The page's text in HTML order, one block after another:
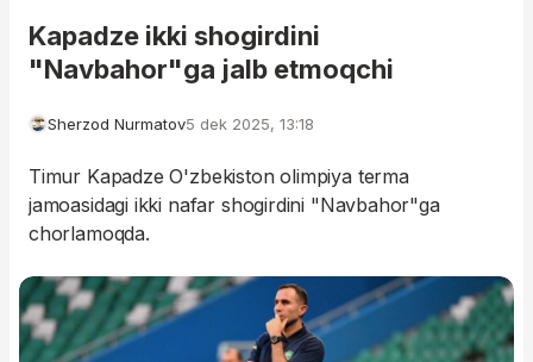
Kapadze ikki shogirdini
"Navbahor"ga jalb etmoqchi
Sherzod Nurmatov5 dek 2025, 13:18
Timur Kapadze O'zbekiston olimpiya terma
jamoasidagi ikki nafar shogirdini "Navbahor"ga
chorlamoqda.